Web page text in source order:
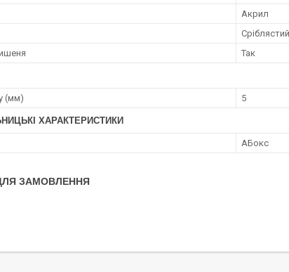
Акрил
Сріблястий
Так
(мм) 5
ХАРАКТЕРИСТИКИ
АБокс
ЗАМОВЛЕННЯ